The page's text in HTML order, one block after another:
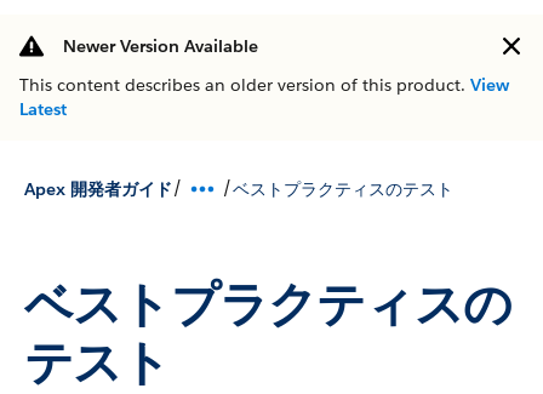
Newer Version Available
This content describes an older version of this product. View
Latest
Apex 開発者ガイド/ /ベストプラクティスのテスト
ベストプラクティスの
テスト